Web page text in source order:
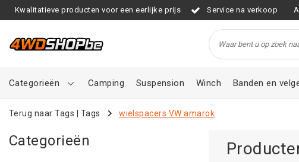
Kwalitatieve producten voor een eerlijke prijs Service na verkoop
Categorieën Camping Suspension Winch Banden en
Terug naar Tags Tags wielspacers VW amarok
Categorieën